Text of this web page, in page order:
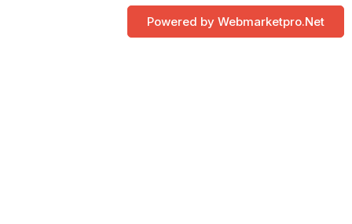
Powered by Webmarketpro.Net